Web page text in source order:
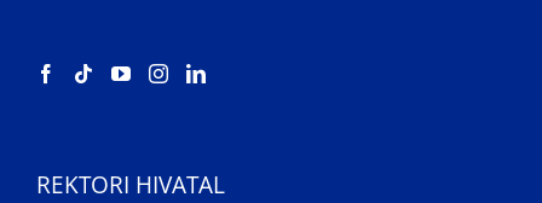
REKTORI HIVATAL